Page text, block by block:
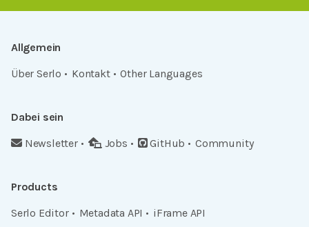
Allgemein
Über Serlo
Kontakt Other Languages
Dabei sein
Newsletter
Jobs GitHub Community
Products
Serlo Editor
Metadata API iFrame API